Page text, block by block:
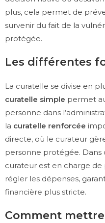
plus, cela permet de
survenir du fait de la
protégée.
Les différentes
La curatelle se divise en
curatelle simple permet
personne dans
la curatelle renforcée
directe, où le curateur
personne protégée.
curateur est en charge
régler les dépenses,
financière plus stricte.
Comment